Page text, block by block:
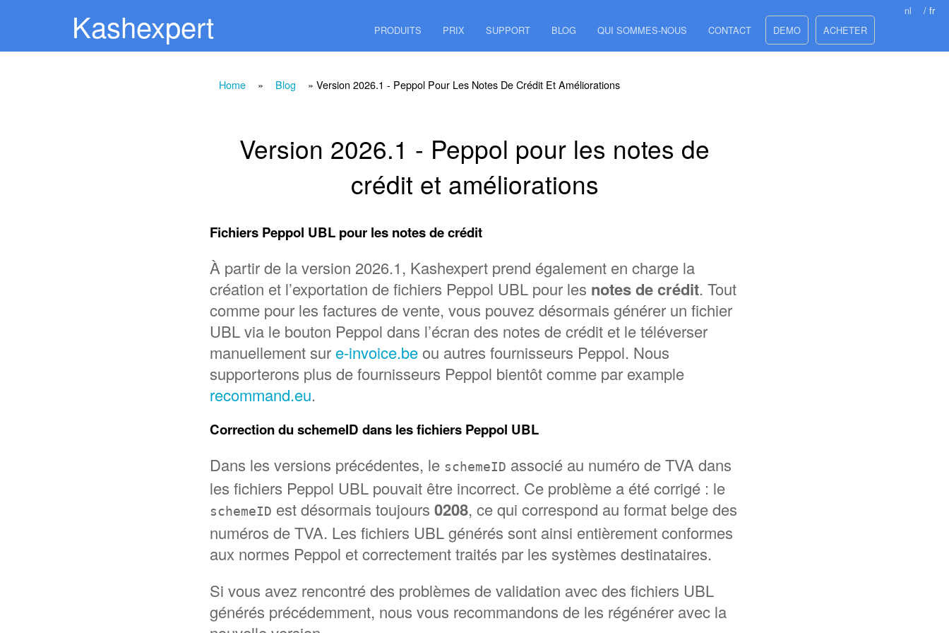
Kashexpert PRODUITS PRIX SUPPORT BLOG QUI SOMMES-NOUS CONTACT DEMO ACHETER
nl / fr
Home » Blog » Version 2026.1 - Peppol Pour Les Notes De Crédit Et Améliorations
Version 2026.1 - Peppol pour les notes de
crédit et améliorations
Fichiers Peppol UBL pour les notes de crédit
À partir de la version 2026.1, Kashexpert prend également en charge la
création et l’exportation de fichiers Peppol UBL pour les notes de crédit. Tout
comme pour les factures de vente, vous pouvez désormais générer un fichier
UBL via le bouton Peppol dans l’écran des notes de crédit et le téléverser
manuellement sur e-invoice.be ou autres fournisseurs Peppol. Nous
supporterons plus de fournisseurs Peppol bientôt comme par example
recommand.eu.
Correction du schemeID dans les fichiers Peppol UBL
Dans les versions précédentes, le schemeID associé au numéro de TVA dans
les fichiers Peppol UBL pouvait être incorrect. Ce problème a été corrigé : le
schemeID est désormais toujours 0208, ce qui correspond au format belge des
numéros de TVA. Les fichiers UBL générés sont ainsi entièrement conformes
aux normes Peppol et correctement traités par les systèmes destinataires.
Si vous avez rencontré des problèmes de validation avec des fichiers UBL
générés précédemment, nous vous recommandons de les régénérer avec la